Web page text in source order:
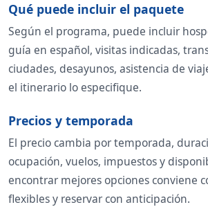
Qué puede incluir el paquete
Según el programa, puede incluir
guía en español, visitas indicadas,
ciudades, desayunos, asistencia de
el itinerario lo especifique.
Precios y temporada
El precio cambia por temporada,
ocupación, vuelos, impuestos y
encontrar mejores opciones conviene
flexibles y reservar con anticipación.